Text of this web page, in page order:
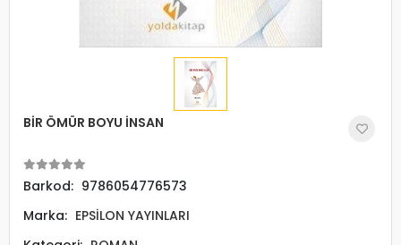
BİR ÖMÜR BOYU İNSAN
Barkod: 9786054776573
Marka: EPSİLON YAYINLARI